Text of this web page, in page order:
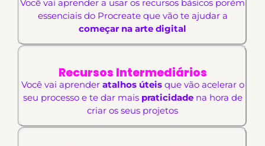
Você vai aprender a usar os recursos básicos porém
essenciais do Procreate que vão te ajudar a
começar na arte digital
Recursos Intermediários
Você vai aprender atalhos úteisque vão acelerar o
seu processo e te dar mais praticidadena hora de
criar os seus projetos